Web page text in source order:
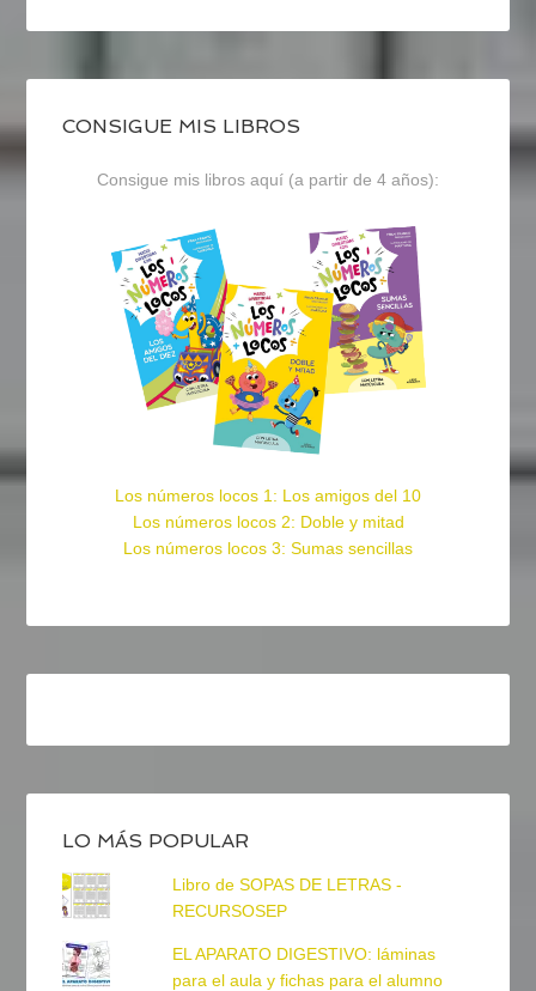
CONSIGUE MIS LIBROS
Consigue mis libros aquí (a partir de 4 años):
Los números locos 1: Los amigos del 10
Los números locos 2: Doble y mitad
Los números locos 3: Sumas sencillas
LO MÁS POPULAR
Libro de SOPAS DE LETRAS -
RECURSOSEP
EL APARATO DIGESTIVO: láminas
para el aula y fichas para el alumno